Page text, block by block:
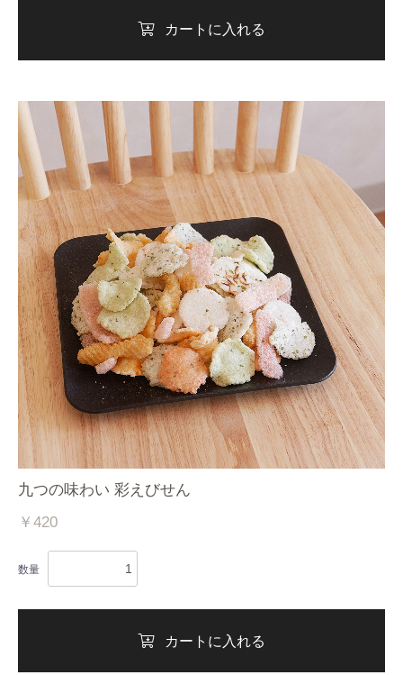
カートに入れる
九つの味わい 彩えびせん
￥420
数量
カートに入れる